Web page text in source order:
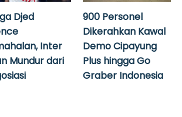
Djed
Inter
Mundur dari
900 Personel
Dikerahkan Kawal
Demo Cipayung
Plus hingga Go
Graber Indonesia